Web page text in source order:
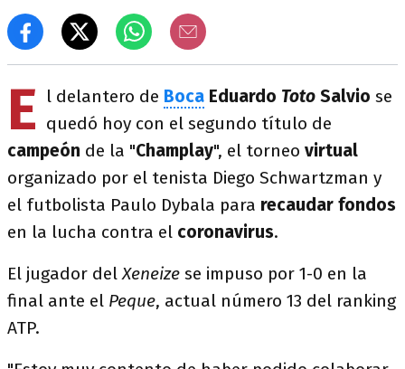
E l delantero de Boca Eduardo Toto Salvio se
quedó hoy con el segundo título de
campeón de la "Champlay", el torneo virtual
organizado por el tenista Diego Schwartzman y
el futbolista Paulo Dybala para recaudar fondos
en la lucha contra el coronavirus.
El jugador delXeneize se impuso por 1-0 en la
final ante el Peque, actual número 13 del ranking
ATP.